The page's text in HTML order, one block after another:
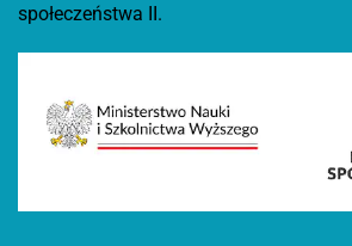
społeczeństwa II.